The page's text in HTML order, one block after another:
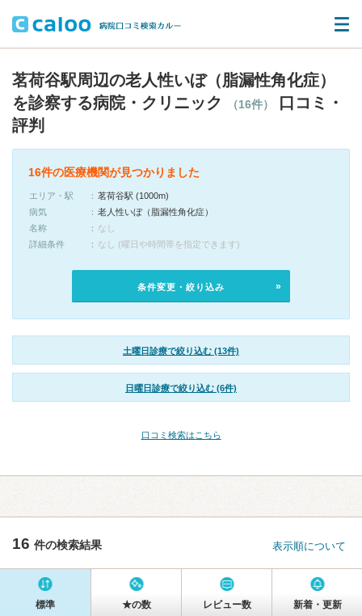
茗荷谷駅周辺の老人性いぼ（脂漏性角化症）
を診察する病院・クリニック
（16件）
口コミ・
評判
16件の医療機関が見つかりました
エリア・駅
茗荷谷駅 (1000m)
病気
老人性いぼ（脂漏性角化症）
名称
なし
詳細条件
なし (曜日や時間帯を指定できます)
条件変更・絞り込み
土曜日診療で絞り込む (13件)
日曜日診療で絞り込む (6件)
口コミ検索はこちら
16 件の検索結果 表示順について
標準 ★の数 レビュー数 新着・更新